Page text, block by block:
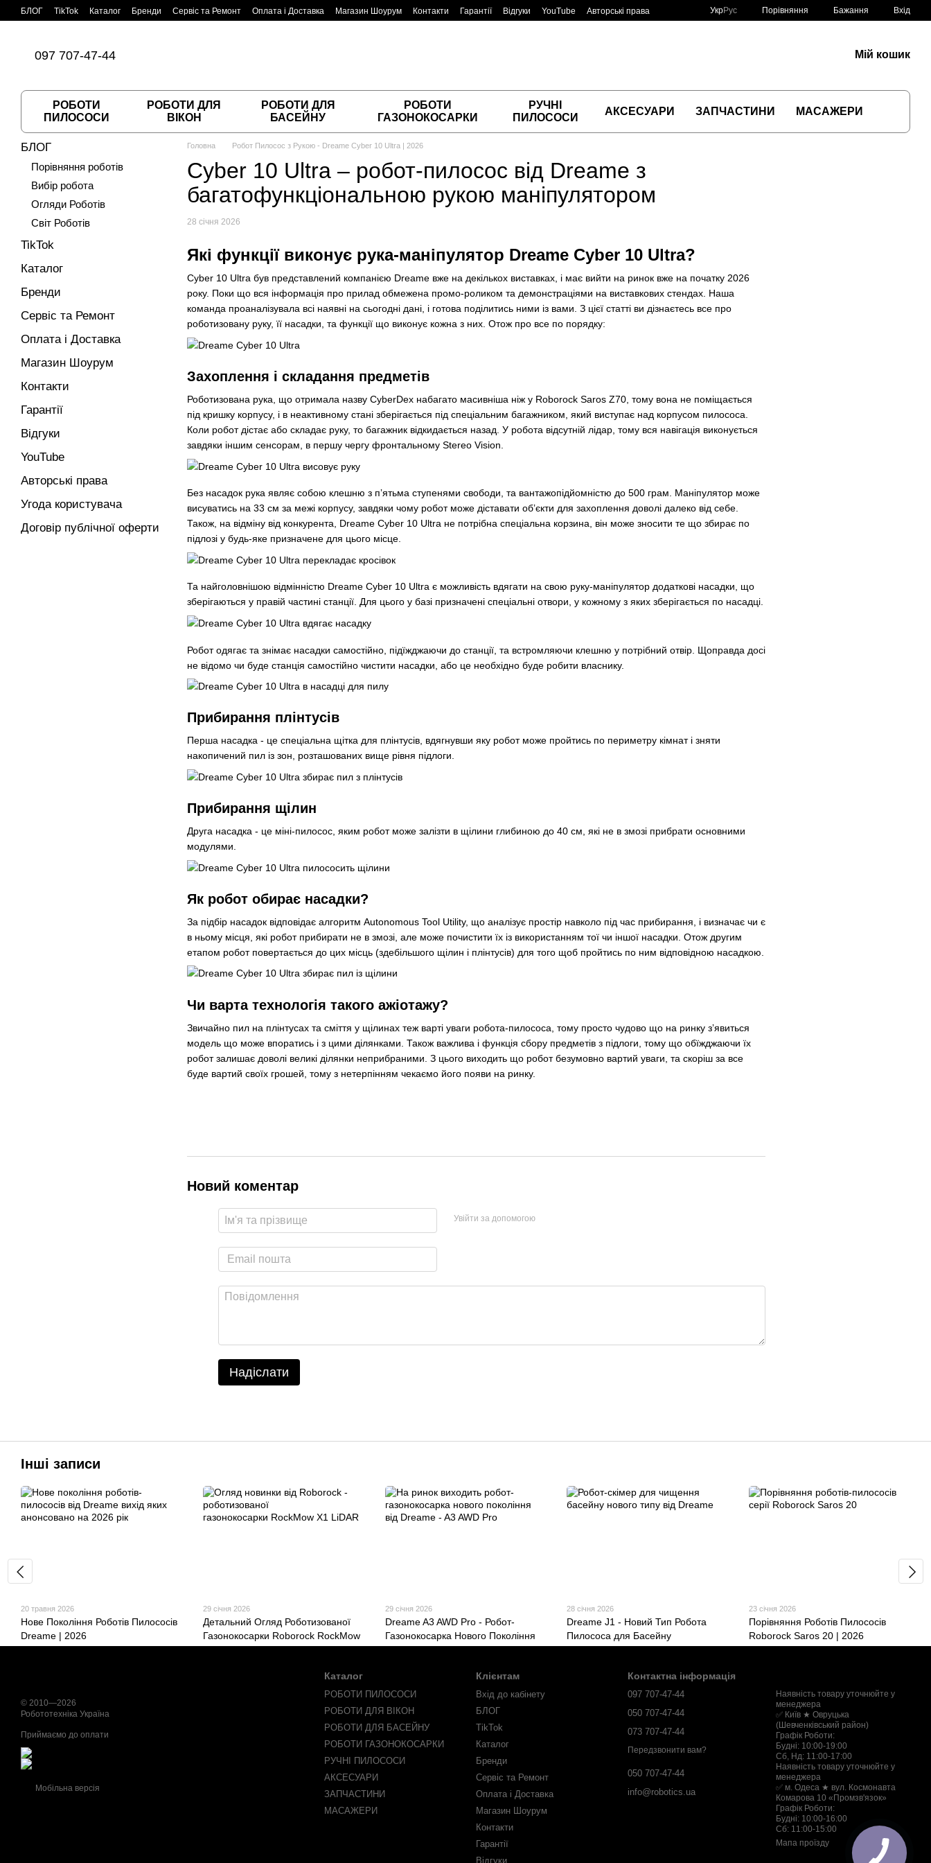
Перейти до основного контенту
БЛОГ TikTok Каталог Бренди Сервіс та Ремонт Оплата і Доставка Магазин Шоурум Контакти Гарантії Відгуки YouTube
Авторські права
УкрРус Порівняння Бажання Вхід
097 707-47-44 Мій кошик
РОБОТИ
ПИЛОСОСИ
РОБОТИ ДЛЯ
ВІКОН
РОБОТИ ДЛЯ
БАСЕЙНУ
РОБОТИ
ГАЗОНОКОСАРКИ
РУЧНІ
ПИЛОСОСИ
АКСЕСУАРИ ЗАПЧАСТИНИ МАСАЖЕРИ
Головна Робот Пилосос з Рукою - Dreame Cyber 10 Ultra | 2026
Cyber 10 Ultra – робот-пилосос від Dreame з
багатофункціональною рукою маніпулятором
28 січня 2026
Які функції виконує рука-маніпулятор Dreame Cyber 10 Ultra?
Cyber 10 Ultra був представлений компанією Dreame вже на декількох виставках, і має вийти на ринок вже на початку 2026
року. Поки що вся інформація про прилад обмежена промо-роликом та демонстраціями на виставкових стендах. Наша
команда проаналізувала всі наявні на сьогодні дані, і готова поділитись ними із вами. З цієї статті ви дізнаєтесь все про
роботизовану руку, її насадки, та функції що виконує кожна з них. Отож про все по порядку:
Захоплення і складання предметів
Роботизована рука, що отримала назву CyberDex набагато масивніша ніж у Roborock Saros Z70, тому вона не поміщається
під кришку корпусу, і в неактивному стані зберігається під спеціальним багажником, який виступає над корпусом пилососа.
Коли робот дістає або складає руку, то багажник відкидається назад. У робота відсутній лідар, тому вся навігація виконується
завдяки іншим сенсорам, в першу чергу фронтальному Stereo Vision.
Без насадок рука являє собою клешню з пʼятьма ступенями свободи, та вантажопідйомністю до 500 грам. Маніпулятор може
висуватись на 33 см за межі корпусу, завдяки чому робот може діставати обʼєкти для захоплення доволі далеко від себе.
Також, на відміну від конкурента, Dreame Cyber 10 Ultra не потрібна спеціальна корзина, він може зносити те що збирає по
підлозі у будь-яке призначене для цього місце.
Та найголовнішою відмінністю Dreame Cyber 10 Ultra є можливість вдягати на свою руку-маніпулятор додаткові насадки, що
зберігаються у правій частині станції. Для цього у базі призначені спеціальні отвори, у кожному з яких зберігається по насадці.
Робот одягає та знімає насадки самостійно, підїжджаючи до станції, та встромляючи клешню у потрібний отвір. Щоправда досі
не відомо чи буде станція самостійно чистити насадки, або це необхідно буде робити власнику.
Прибирання плінтусів
Перша насадка - це спеціальна щітка для плінтусів, вдягнувши яку робот може пройтись по периметру кімнат і зняти
накопичений пил із зон, розташованих вище рівня підлоги.
Прибирання щілин
Друга насадка - це міні-пилосос, яким робот може залізти в щілини глибиною до 40 см, які не в змозі прибрати основними
модулями.
Як робот обирає насадки?
За підбір насадок відповідає алгоритм Autonomous Tool Utility, що аналізує простір навколо під час прибирання, і визначає чи є
в ньому місця, які робот прибирати не в змозі, але може почистити їх із використанням тої чи іншої насадки. Отож другим
етапом робот повертається до цих місць (здебільшого щілин і плінтусів) для того щоб пройтись по ним відповідною насадкою.
Чи варта технологія такого ажіотажу?
Звичайно пил на плінтусах та сміття у щілинах теж варті уваги робота-пилососа, тому просто чудово що на ринку зʼявиться
модель що може впоратись і з цими ділянками. Також важлива і функція сбору предметів з підлоги, тому що обїжджаючи їх
робот залишає доволі великі ділянки неприбраними. З цього виходить що робот безумовно вартий уваги, та скоріш за все
буде вартий своїх грошей, тому з нетерпінням чекаємо його появи на ринку.
Новий коментар
Увійти за допомогою
Надіслати
БЛОГ
Порівняння роботів
Вибір робота
Огляди Роботів
Світ Роботів
TikTok
Каталог
Бренди
Сервіс та Ремонт
Оплата і Доставка
Магазин Шоурум
Контакти
Гарантії
Відгуки
YouTube
Авторські права
Угода користувача
Договір публічної оферти
Інші записи
20 травня 2026
Нове Покоління Роботів Пилососів
Dreame | 2026
29 січня 2026
Детальний Огляд Роботизованої
Газонокосарки Roborock RockMow
X1 LiDAR
29 січня 2026
Dreame A3 AWD Pro - Робот-
Газонокосарка Нового Покоління
28 січня 2026
Dreame J1 - Новий Тип Робота
Пилососа для Басейну
23 січня 2026
Порівняння Роботів Пилососів
Roborock Saros 20 | 2026
© 2010—2026
Робототехніка Україна
Приймаємо до оплати
Мобільна версія
Каталог
РОБОТИ ПИЛОСОСИ
РОБОТИ ДЛЯ ВІКОН
РОБОТИ ДЛЯ БАСЕЙНУ
РОБОТИ ГАЗОНОКОСАРКИ
РУЧНІ ПИЛОСОСИ
АКСЕСУАРИ
ЗАПЧАСТИНИ
МАСАЖЕРИ
Клієнтам
Вхід до кабінету
БЛОГ
TikTok
Каталог
Бренди
Сервіс та Ремонт
Оплата і Доставка
Магазин Шоурум
Контакти
Гарантії
Відгуки
Контактна інформація
097 707-47-44
050 707-47-44
073 707-47-44
Передзвонити вам?
050 707-47-44
info@robotics.ua
Наявність товару уточнюйте у
менеджера
✅ Київ ★ Овруцька
(Шевченківський район)
Графік Роботи:
Будні: 10:00-19:00
Сб, Нд: 11:00-17:00
Наявність товару уточнюйте у
менеджера
✅ м. Одеса ★ вул. Космонавта
Комарова 10 «Промзв'язок»
Графік Роботи:
Будні: 10:00-16:00
Сб: 11:00-15:00
Мапа проїзду